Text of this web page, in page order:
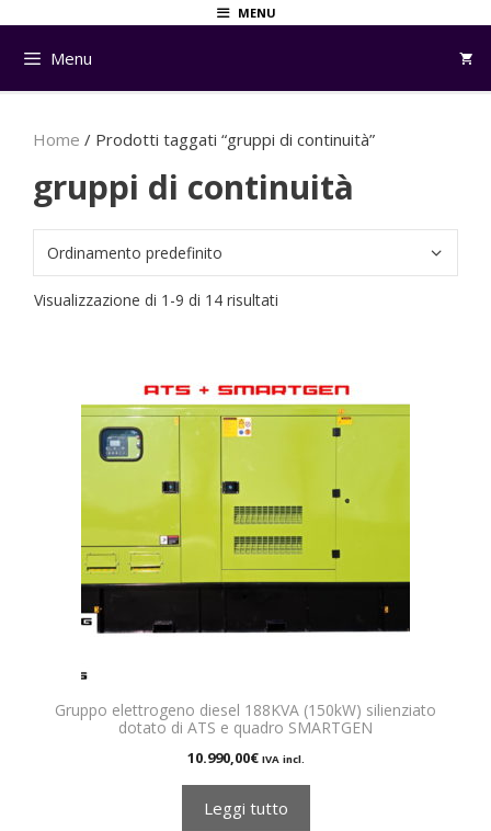
contenuto
MENU
Menu
Home / Prodotti taggati “gruppi di continuità”
gruppi di continuità
Visualizzazione di 1-9 di 14 risultati
Gruppo elettrogeno diesel 188KVA (150kW) silienziato
dotato di ATS e quadro SMARTGEN
10.990,00€ IVA incl.
Leggi tutto